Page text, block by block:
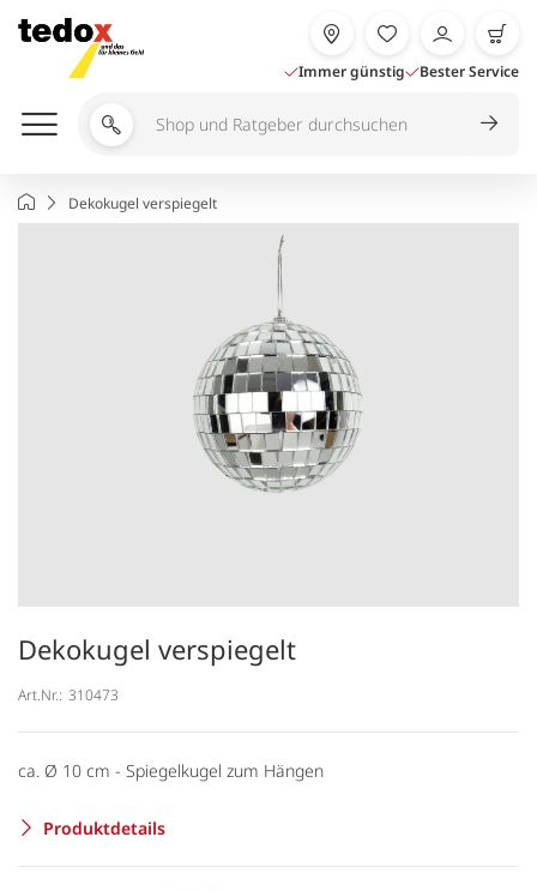
Inhalt
springen
Immer günstig Bester Service
Shop
durchsuchen
StartseiteDekokugel verspiegelt
Dekokugel verspiegelt
Art.Nr.: 310473
ca. Ø 10 cm - Spiegelkugel zum Hängen
Produktdetails